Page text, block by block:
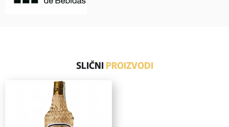
SLIČNI PROIZVODI